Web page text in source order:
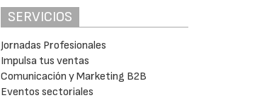
SERVICIOS
Jornadas Profesionales
Impulsa tus ventas
Comunicación y Marketing B2B
Eventos sectoriales